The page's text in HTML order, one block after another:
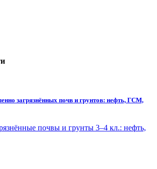
загрязнённых почв и грунтов: нефть, ГСМ,
почвы и грунты 3–4 кл.: нефть,